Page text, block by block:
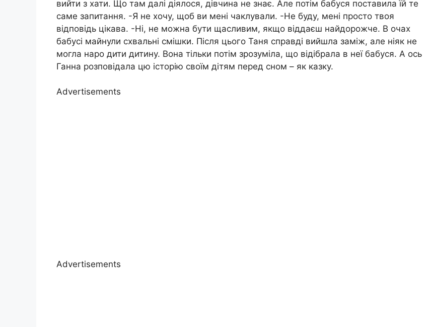
вийти з хати. Що там далі діялося, дівчина не знає. Але потім бабуся поставила їй те
саме запитання. -Я не хочу, щоб ви мені чаклували. -Не буду, мені просто твоя
відповідь цікава. -Ні, не можна бути щасливим, якщо віддаєш найдорожче. В очах
бабусі майнули схвальні смішки. Після цього Таня справді вийшла заміж, але ніяк не
могла наро дити дитину. Вона тільки потім зрозуміла, що відібрала в неї бабуся. А ось
Ганна розповідала цю історію своїм дітям перед сном – як казку.
Advertisements
Advertisements